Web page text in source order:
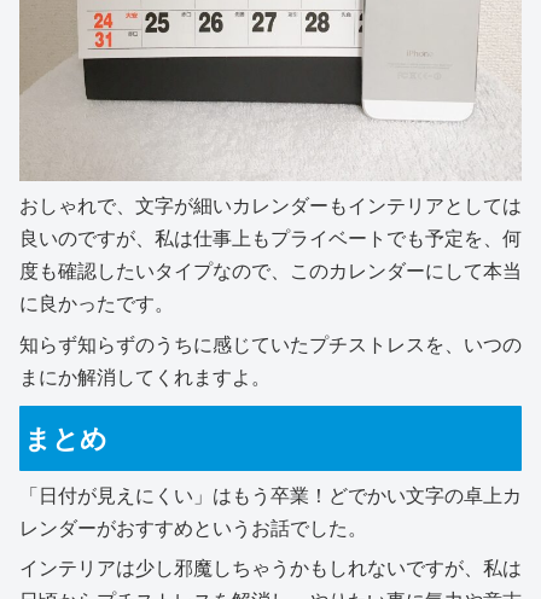
おしゃれで、文字が細いカレンダーもインテリアとしては
良いのですが、私は仕事上もプライベートでも予定を、何
度も確認したいタイプなので、このカレンダーにして本当
に良かったです。
知らず知らずのうちに感じていたプチストレスを、いつの
まにか解消してくれますよ。
まとめ
「日付が見えにくい」はもう卒業！どでかい文字の卓上カ
レンダーがおすすめというお話でした。
インテリアは少し邪魔しちゃうかもしれないですが、私は